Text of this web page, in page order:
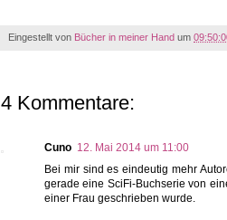
Eingestellt von Bücher in meiner Hand um
4 Kommentare:
Cuno 12. Mai 2014 um 11:00
Bei mir sind es eindeutig mehr
gerade eine SciFi-Buchserie von
einer Frau geschrieben wurde.